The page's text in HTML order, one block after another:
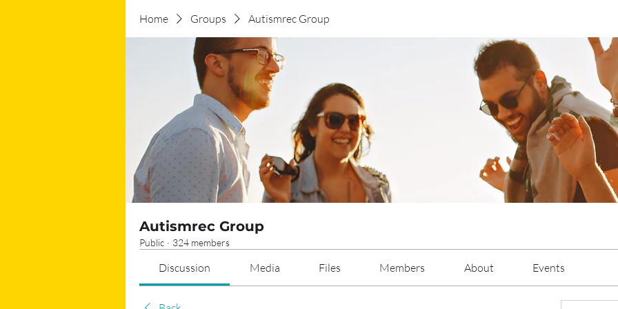
Home Groups Autismrec Group
Autismrec Group
Public · 324 members
Discussion Media Files Members About Events